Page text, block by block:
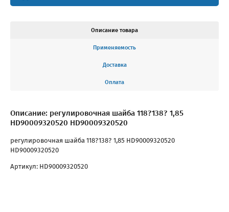
Описание товара
Применяемость
Доставка
Оплата
Описание: регулировочная шайба 118?138? 1,85
HD90009320520 HD90009320520
регулировочная шайба 118?138? 1,85 HD90009320520
HD90009320520
Артикул: HD90009320520